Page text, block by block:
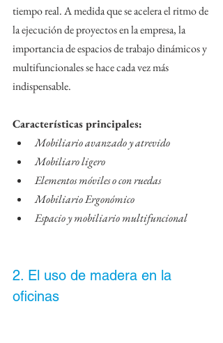
tiempo real. A medida que se acelera el ritmo de
la ejecución de proyectos en la empresa, la
importancia de espacios de trabajo dinámicos y
multifuncionales se hace cada vez más
indispensable.
Características principales:
Mobiliario avanzado y atrevido
Mobiliaro ligero
Elementos móviles o con ruedas
Mobiliario Ergonómico
Espacio y mobiliario multifuncional
2. El uso de madera en la
oficinas